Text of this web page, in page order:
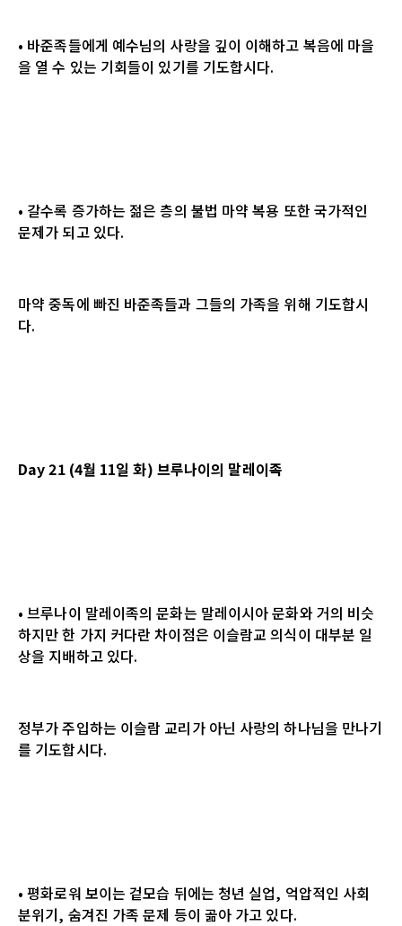
• 바준족들에게 예수님의 사랑을 깊이 이해하고 복음에 마을
을 열 수 있는 기회들이 있기를 기도합시다.
• 갈수록 증가하는 젊은 층의 불법 마약 복용 또한 국가적인
문제가 되고 있다.
마약 중독에 빠진 바준족들과 그들의 가족을 위해 기도합시
다.
Day 21 (4월 11일 화) 브루나이의 말레이족
• 브루나이 말레이족의 문화는 말레이시아 문화와 거의 비슷
하지만 한 가지 커다란 차이점은 이슬람교 의식이 대부분 일
상을 지배하고 있다.
정부가 주입하는 이슬람 교리가 아닌 사랑의 하나님을 만나기
를 기도합시다.
• 평화로워 보이는 겉모습 뒤에는 청년 실업, 억압적인 사회
분위기, 숨겨진 가족 문제 등이 곪아 가고 있다.